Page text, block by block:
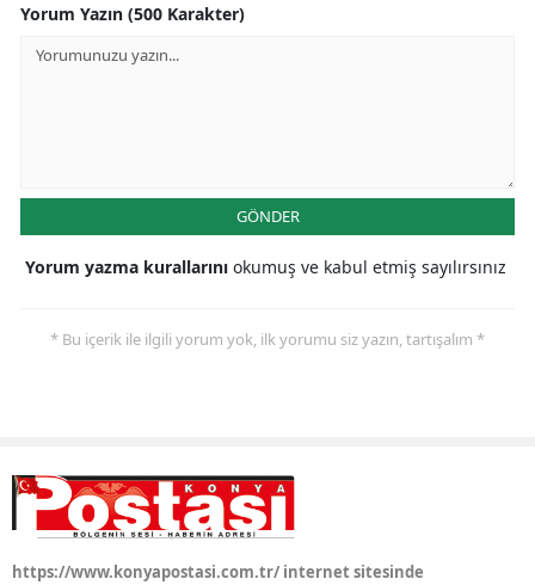
Yorum Yazın (500 Karakter)
GÖNDER
Yorum yazma kurallarını okumuş ve kabul etmiş sayılırsınız
* Bu içerik ile ilgili yorum yok, ilk yorumu siz yazın, tartışalım *
https://www.konyapostasi.com.tr/ internet sitesinde